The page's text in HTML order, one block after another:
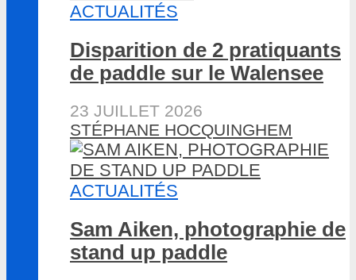
ACTUALITÉS
Disparition de 2 pratiquants
de paddle sur le Walensee
23 JUILLET 2026
STÉPHANE HOCQUINGHEM
ACTUALITÉS
Sam Aiken, photographie de
stand up paddle